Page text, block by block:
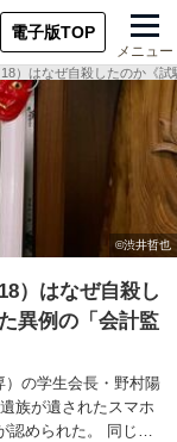
電子版TOP
メニュー
）はなぜ自殺したのか《
）はなぜ自殺し
異例の「会計監
）の学生会長・野村陽
族が遺されたスマホ
認められた。 同じ